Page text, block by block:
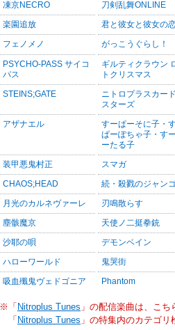
凍京NECRO 刀剣乱舞ONLINE
楽園追放 君と彼女と彼女の
フェノメノ がっこうぐらし！
PSYCHO-PASS サイコ
パス
ギルティクラウン
トクリスマス
STEINS;GATE
ニトロプラスカー
スターズ
アザナエル
すーぱーそに子・
ぱーぽちゃ子・す
ーたる子
装甲悪鬼村正 スマガ
CHAOS;HEAD 続・殺戮のジャン
月光のカルネヴァーレ 刃鳴散らす
塵骸魔京 天使ノ二挺拳銃
沙耶の唄 デモンベイン
ハローワールド 鬼哭街
吸血殲鬼ヴェドゴニア Phantom
※「Nitroplus Tunes 」の配信楽曲は、こ
「Nitroplus Tunes 」の特集内のカテゴ